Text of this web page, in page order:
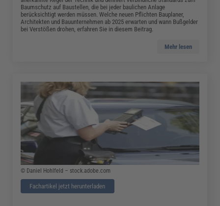
Baumschutz auf Baustellen, die bei jeder baulichen Anlage
berücksichtigt werden müssen. Welche neuen Pflichten Bauplaner,
Architekten und Bauunternehmen ab 2025 erwarten und wann Bußgelder
bei Verstößen drohen, erfahren Sie in diesem Beitrag.
Mehr lesen
© Daniel Hohlfeld – stock.adobe.com
Fachartikel jetzt herunterladen